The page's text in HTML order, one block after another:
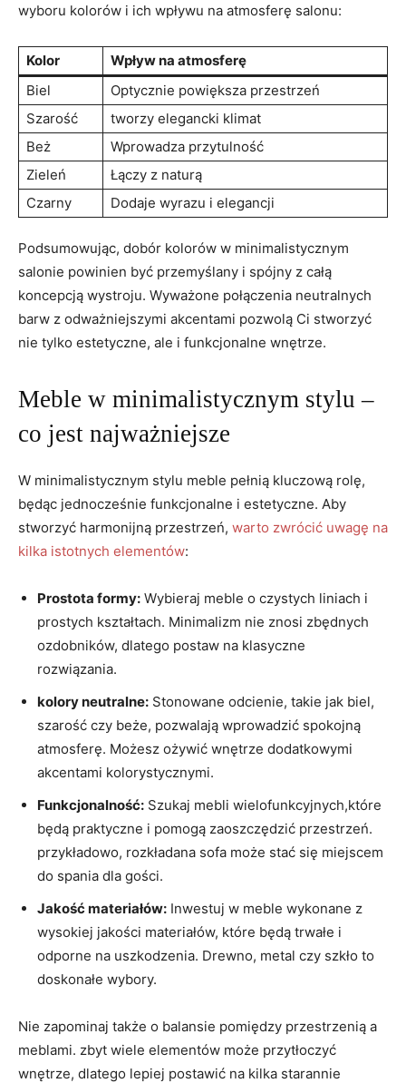
wyboru kolorów i ich wpływu na atmosferę‍ salonu:
Kolor
Wpływ na ⁢atmosferę
Biel
Optycznie⁣ powiększa przestrzeń
Szarość
tworzy elegancki klimat
Beż
Wprowadza‍ przytulność
Zieleń
Łączy z⁢ naturą
Czarny
Dodaje⁤ wyrazu ​i elegancji
Podsumowując, dobór kolorów w minimalistycznym
⁣salonie powinien być przemyślany i spójny z‍ całą
koncepcją wystroju.‍ Wyważone połączenia neutralnych
⁤barw z odważniejszymi akcentami pozwolą Ci stworzyć
nie tylko‍ estetyczne, ale i funkcjonalne‌ wnętrze.
Meble w minimalistycznym stylu –
co ​jest najważniejsze
W minimalistycznym ⁣stylu meble ⁣pełnią kluczową rolę,
będąc jednocześnie funkcjonalne i estetyczne.‌ Aby
stworzyć harmonijną ⁤przestrzeń, warto zwrócić uwagę​ na
kilka istotnych elementów:
Prostota formy: ⁣Wybieraj meble o czystych liniach i
prostych kształtach. Minimalizm nie znosi zbędnych
ozdobników, dlatego ⁤postaw na klasyczne⁢
rozwiązania.
kolory neutralne: Stonowane odcienie, ⁤takie ‍jak biel,
‍szarość czy beże, ⁣pozwalają wprowadzić spokojną
⁤atmosferę. Możesz ożywić wnętrze dodatkowymi
akcentami kolorystycznymi.
Funkcjonalność: Szukaj‌ mebli wielofunkcyjnych,które⁢
będą praktyczne i pomogą zaoszczędzić przestrzeń.
przykładowo, rozkładana ⁤sofa może stać się ⁣miejscem
do spania dla gości.
Jakość materiałów: Inwestuj w meble wykonane z
wysokiej⁣ jakości materiałów,‍ które będą trwałe i
odporne na uszkodzenia.‍ Drewno, ‌metal⁢ czy ⁤szkło ​to⁣
doskonałe wybory.
Nie zapominaj także ⁣o balansie pomiędzy przestrzenią a ​
meblami. zbyt ⁢wiele elementów może ⁢przytłoczyć
⁢wnętrze, dlatego lepiej postawić na​ kilka starannie